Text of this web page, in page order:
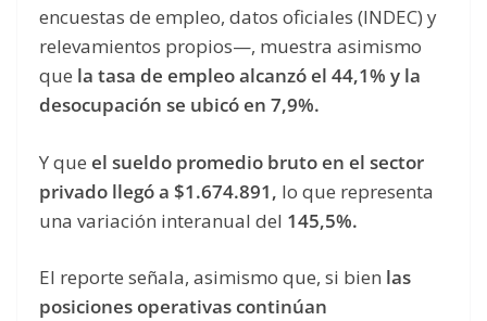
encuestas de empleo, datos oficiales (INDEC) y
relevamientos propios—, muestra asimismo
que la tasa de empleo alcanzó el 44,1% y la
desocupación se ubicó en 7,9%.
Y que el sueldo promedio bruto en el sector
privado llegó a $1.674.891, lo que representa
una variación interanual del 145,5%.
El reporte señala, asimismo que, si bien las
posiciones operativas continúan